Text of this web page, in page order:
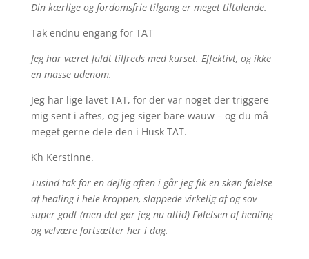
Din kærlige og fordomsfrie tilgang er meget tiltalende.
Tak endnu engang for TAT
Jeg har været fuldt tilfreds med kurset. Effektivt, og ikke
en masse udenom.
Jeg har lige lavet TAT, for der var noget der triggere
mig sent i aftes, og jeg siger bare wauw – og du må
meget gerne dele den i Husk TAT.
Kh Kerstinne.
Tusind tak for en dejlig aften i går jeg fik en skøn følelse
af healing i hele kroppen, slappede virkelig af og sov
super godt (men det gør jeg nu altid) Følelsen af healing
og velvære fortsætter her i dag.